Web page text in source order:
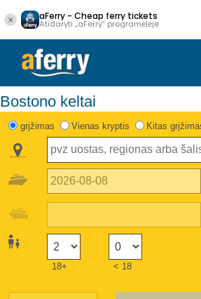
aFerry - Cheap ferry tickets
Atidaryti „aFerry“ programėlėje
Bostono keltai
grįžimas Vienas kryptis Kitas
18+ < 18